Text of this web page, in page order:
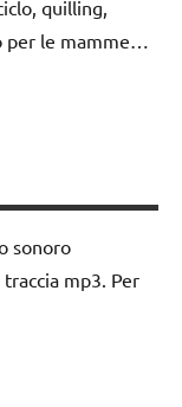
quilling,
le mamme…
sonoro
mp3. Per